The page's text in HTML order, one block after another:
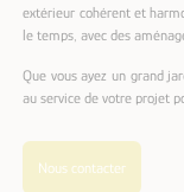
extérieur cohérent et
le temps, avec des
Que vous ayez un grand
au service de votre projet
Nous contacter